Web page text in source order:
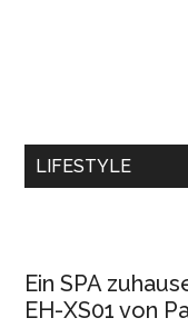
LIFESTYLE
Ein SPA
EH-XS01 von